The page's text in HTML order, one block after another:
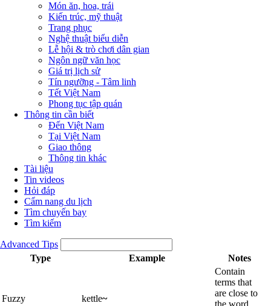
Món ăn, hoa, trái
Kiến trúc, mỹ thuật
Trang phục
Nghệ thuật biểu diễn
Lễ hội & trò chơi dân gian
Ngôn ngữ văn học
Giá trị lịch sử
Tín ngưỡng - Tâm linh
Tết Việt Nam
Phong tục tập quán
Thông tin cần biết
Đến Việt Nam
Tại Việt Nam
Giao thông
Thông tin khác
Tài liệu
Tin videos
Hỏi đáp
Cẩm nang du lịch
Tìm chuyến bay
Tìm kiếm
Advanced Tips
Type
Example Notes
Fuzzy kettle~
Contain
terms that
are close to
the word